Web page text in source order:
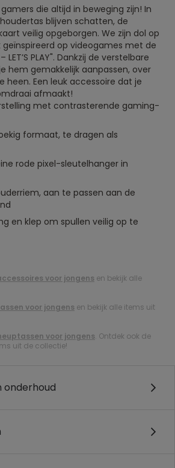
die altijd in beweging zijn! In
blijven schatten, de
veilig opgeborgen. We zijn dol op
op videogames met de
LET’S PLAY". Dankzij de verstelbare
hem gemakkelijk aanpassen, over
heen. Een leuk accessoire dat je
afmaakt!
met contrasterende gaming-
formaat, te dragen als
rode pixel-sleutelhanger in
aan te passen aan de
en klep om spullen veilig op te
voor jongens en bekijk alle
voor jongens en bekijk alle items uit
voor jongens. Ontdek ook de
uit de collectie!
onderhoud